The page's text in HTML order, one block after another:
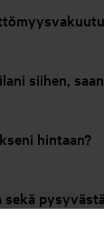
siihen,
hintaan?
sekä